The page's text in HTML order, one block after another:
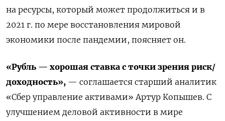
на ресурсы, который может продолжиться и в
2021 г. по мере восстановления мировой
экономики после пандемии, поясняет он.
«Рубль — хорошая ставка с точки зрения риск/
доходность», — соглашается старший аналитик
«Сбер управление активами» Артур Копышев. С
улучшением деловой активности в мире